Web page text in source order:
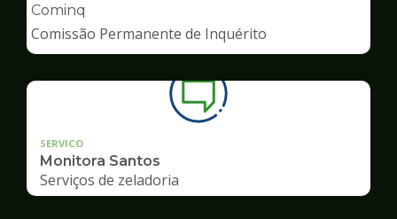
de
Ouvidoria
Cominq
Comissão Permanente de Inquérito
SERVICO
Monitora Santos
Serviços de zeladoria